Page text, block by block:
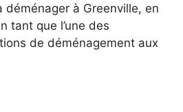
déménager à Greenville, en
tant que l’une des
de déménagement aux